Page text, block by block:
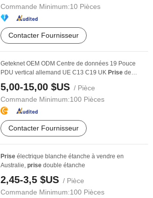
Commande Minimum:10 Pièces
Contacter Fournisseur
Geteknet OEM ODM Centre de données 19 Pouce
PDU vertical allemand UE C13 C19 UK Prise de
5,00-15,00 $US / Pièce
Commande Minimum:100 Pièces
Contacter Fournisseur
Prise électrique blanche étanche à vendre en
Australie, prise double étanche
2,45-3,5 $US / Pièce
Commande Minimum:100 Pièces